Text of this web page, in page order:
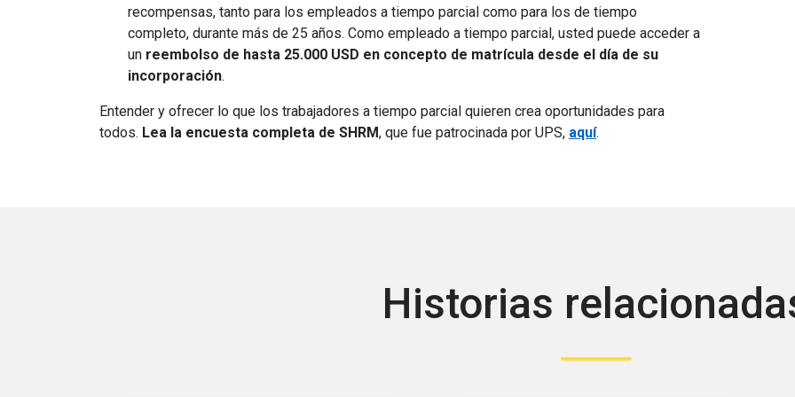
recompensas, tanto para los empleados a tiempo parcial como para los de tiempo
completo, durante más de 25 años. Como empleado a tiempo parcial, usted puede acceder a
un reembolso de hasta 25.000 USD en concepto de matrícula desde el día de su
incorporación.
Entender y ofrecer lo que los trabajadores a tiempo parcial quieren crea oportunidades para
todos. Lea la encuesta completa de SHRM, que fue patrocinada por UPS, aquí.
Historias